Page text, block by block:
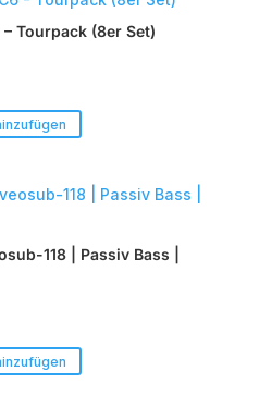
– Tourpack (8er Set)
118 | Passiv Bass |